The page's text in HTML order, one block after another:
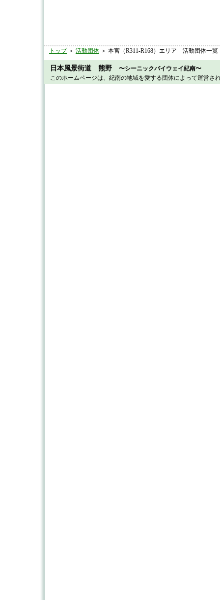
トップ＞ 活動団体 ＞ 本宮（R311-R168）エリア 活動団体一覧
日本風景街道 熊野 〜シーニックバイウェイ紀南〜
このホームページは、紀南の地域を愛する団体によって運営さ